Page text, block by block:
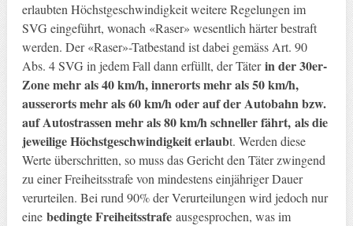
erlaubten Höchstgeschwindigkeit weitere Regelungen im
SVG eingeführt, wonach «Raser» wesentlich härter bestraft
werden. Der «Raser»-Tatbestand ist dabei gemäss Art. 90
Abs. 4 SVG in jedem Fall dann erfüllt, der Täterin der 30er-
Zone mehr als 40 km/h, innerorts mehr als 50 km/h,
ausserorts mehr als 60 km/h oder auf der Autobahn bzw.
auf Autostrassen mehr als 80 km/h schneller fährt, als die
jeweilige Höchstgeschwindigkeit erlaubt. Werden diese
Werte überschritten, so muss das Gericht den Täter zwingend
zu einer Freiheitsstrafe von mindestens einjähriger Dauer
verurteilen. Bei rund 90% der Verurteilungen wird jedoch nur
eine bedingte Freiheitsstrafeausgesprochen, was im